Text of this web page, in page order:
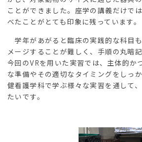
ことができました。座学の講義だけで
べたことがとても印象に残っています。
学年があがると臨床の実践的な科目
メージすることが難しく、手順の丸暗
今回のVRを用いた実習では、主体的
な準備やその適切なタイミングをしっ
健看護学科で学ぶ様々な実習を通して
たいです。